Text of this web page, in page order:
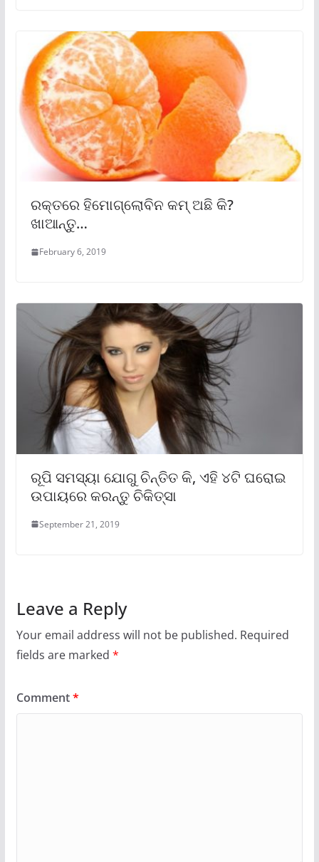
ରକ୍ତରେ ହିମୋଗ୍ଲୋବିନ କମ୍ ଅଛି କି?
ଖାଆନ୍ତୁ…
February 6, 2019
ରୂପି ସମସ୍ୟା ଯୋଗୁ ଚିନ୍ତିତ କି, ଏହି ୪ଟି ଘରୋଇ
ଉପାୟରେ କରନ୍ତୁ ଚିକିତ୍ସା
September 21, 2019
Leave a Reply
Your email address will not be published. Required
fields are marked *
Comment*